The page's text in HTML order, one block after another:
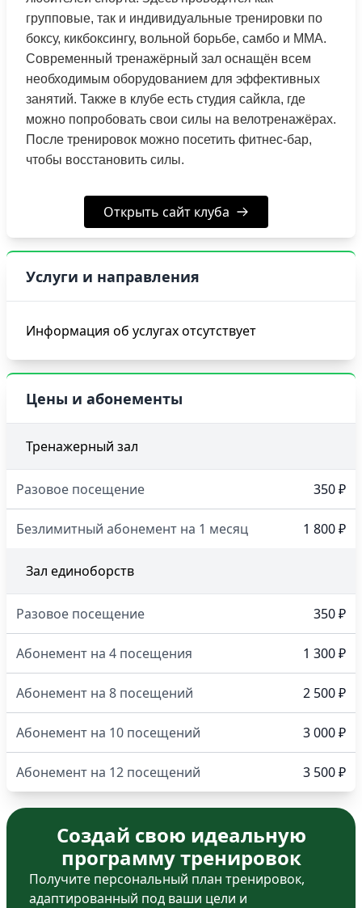
групповые, так и индивидуальные тренировки по
боксу, кикбоксингу, вольной борьбе, самбо и ММА.
Современный тренажёрный зал оснащён всем
необходимым оборудованием для эффективных
занятий. Также в клубе есть студия сайкла, где
можно попробовать свои силы на велотренажёрах.
После тренировок можно посетить фитнес-бар,
чтобы восстановить силы.
Открыть сайт клуба
Услуги и направления
Информация об услугах отсутствует
Цены и абонементы
Тренажерный зал
Разовое посещение 350 ₽
Безлимитный абонемент на 1 месяц 1 800 ₽
Зал единоборств
Разовое посещение 350 ₽
Абонемент на 4 посещения 1 300 ₽
Абонемент на 8 посещений 2 500 ₽
Абонемент на 10 посещений 3 000 ₽
Абонемент на 12 посещений 3 500 ₽
Создай свою идеальную
программу тренировок
Получите персональный план тренировок,
адаптированный под ваши цели и